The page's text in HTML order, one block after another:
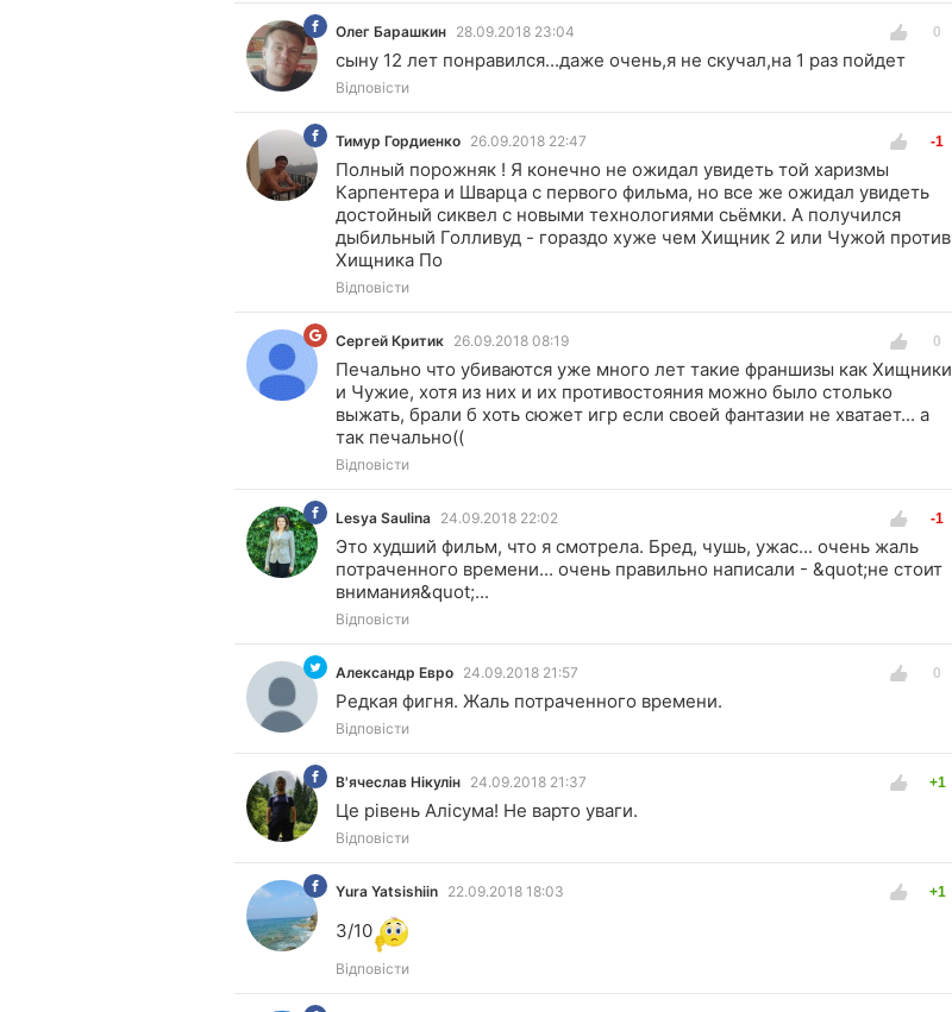
ОБ
Олег Барашкин 28.09.2018 23:04
сыну 12 лет понравился...даже очень,я не скучал,на 1 раз пойдет
Відповісти
ТГ
Тимур Гордиенко 26.09.2018 22:47
Полный порожняк ! Я конечно не ожидал увидеть той харизмы
Карпентера и Шварца с первого фильма, но все же ожидал увидеть
достойный сиквел с новыми технологиями сьёмки. А получился
дыбильный Голливуд - гораздо хуже чем Хищник 2 или Чужой против
Хищника По
Відповісти
СК
Сергей Критик 26.09.2018 08:19
Печально что убиваются уже много лет такие франшизы как Хищники
и Чужие, хотя из них и их противостояния можно было столько
выжать, брали б хоть сюжет игр если своей фантазии не хватает... а
так печально((
Відповісти
LS
Lesya Saulina 24.09.2018 22:02
Это худший фильм, что я смотрела. Бред, чушь, ужас... очень жаль
потраченного времени... очень правильно написали - &quot;не стоит
внимания&quot;...
Відповісти
АЕ
Александр Евро 24.09.2018 21:57
Редкая фигня. Жаль потраченного времени.
Відповісти
ВН
В'ячеслав Нікулін 24.09.2018 21:37
Це рівень Алісума! Не варто уваги.
Відповісти
YY
Yura Yatsishiin 22.09.2018 18:03
3/10
Відповісти